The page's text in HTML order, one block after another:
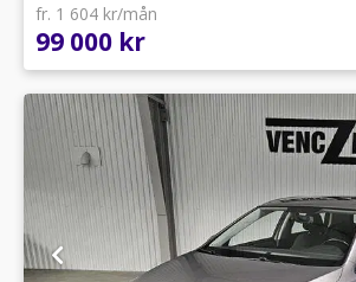
fr. 1 604 kr/mån
99 000 kr